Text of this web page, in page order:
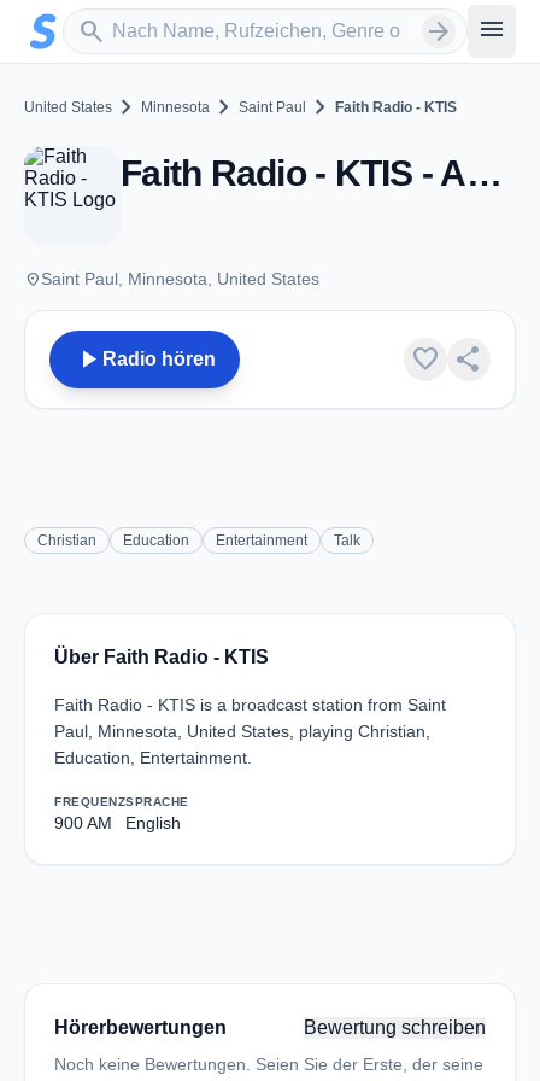
Zum Hauptinhalt springen
search
Sender suchen arrow_forward menu
United States chevron_right Minnesota chevron_right Saint Paul chevron_right Faith Radio - KTIS
Faith Radio - KTIS - AM 900 - Saint Paul, MN
placeSaint Paul, Minnesota, United States
play_arrow Radio hören favorite share
Christian Education Entertainment Talk
Über Faith Radio - KTIS
Faith Radio - KTIS is a broadcast station from Saint
Paul, Minnesota, United States, playing Christian,
Education, Entertainment.
FREQUENZ
900 AM
SPRACHE
English
Hörerbewertungen Bewertung schreiben
Noch keine Bewertungen. Seien Sie der Erste, der seine